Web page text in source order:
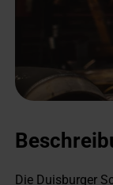
Die Duisburger